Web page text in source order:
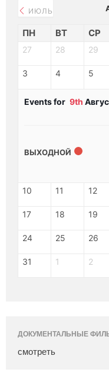
ИЮЛЬ
ПН ВТ СР
27 28 29
3 4 5
Events for 9th
ВЫХОДНОЙ
10 11 12
17 18 19
24 25 26
31 1 2
ДОКУМЕНТАЛЬНЫЕ
смотреть